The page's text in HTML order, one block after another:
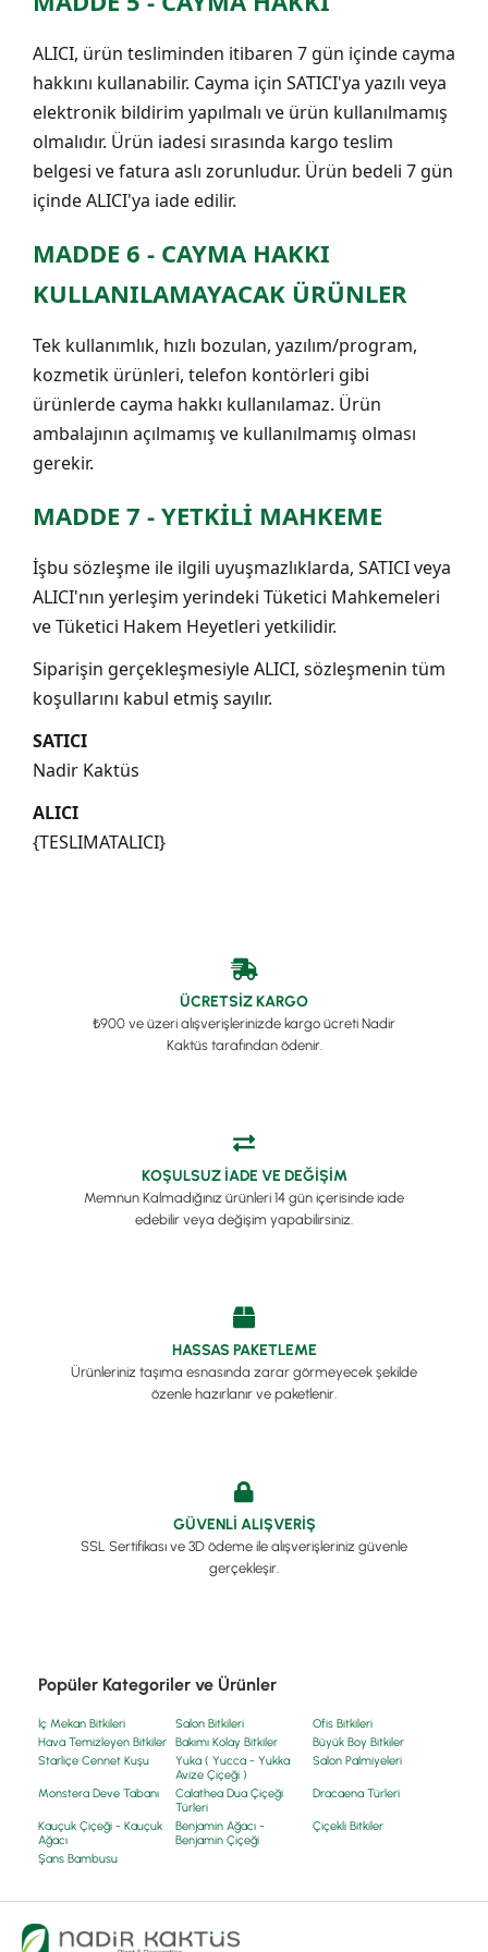
ALICI, ürün tesliminden itibaren 7 gün içinde cayma
hakkını kullanabilir. Cayma için SATICI'ya yazılı veya
elektronik bildirim yapılmalı ve ürün kullanılmamış
olmalıdır. Ürün iadesi sırasında kargo teslim
belgesi ve fatura aslı zorunludur. Ürün bedeli 7 gün
içinde ALICI'ya iade edilir.
MADDE 6 - CAYMA HAKKI
KULLANILAMAYACAK ÜRÜNLER
Tek kullanımlık, hızlı bozulan, yazılım/program,
kozmetik ürünleri, telefon kontörleri gibi
ürünlerde cayma hakkı kullanılamaz. Ürün
ambalajının açılmamış ve kullanılmamış olması
gerekir.
MADDE 7 - YETKİLİ MAHKEME
İşbu sözleşme ile ilgili uyuşmazlıklarda, SATICI veya
ALICI'nın yerleşim yerindeki Tüketici Mahkemeleri
ve Tüketici Hakem Heyetleri yetkilidir.
Siparişin gerçekleşmesiyle ALICI, sözleşmenin tüm
koşullarını kabul etmiş sayılır.
SATICI
Nadir Kaktüs
ALICI
{TESLIMATALICI}
ÜCRETSİZ KARGO
₺900 ve üzeri alışverişlerinizde kargo ücreti Nadir
Kaktüs tarafından ödenir.
KOŞULSUZ İADE VE DEĞİŞİM
Memnun Kalmadığınız ürünleri 14 gün içerisinde iade
edebilir veya değişim yapabilirsiniz.
HASSAS PAKETLEME
Ürünleriniz taşıma esnasında zarar görmeyecek şekilde
özenle hazırlanır ve paketlenir.
GÜVENLİ ALIŞVERİŞ
SSL Sertifikası ve 3D ödeme ile alışverişleriniz güvenle
gerçekleşir.
Popüler Kategoriler ve Ürünler
İç Mekan Bitkileri Salon Bitkileri
Ofis Bitkileri
Hava Temizleyen Bitkiler
Bakımı Kolay Bitkiler
Büyük Boy Bitkiler
Starliçe Cennet Kuşu
Yuka ( Yucca - Yukka
Avize Çiçeği )
Salon Palmiyeleri
Monstera Deve Tabanı
Calathea Dua Çiçeği
Türleri
Dracaena Türleri
Kauçuk Çiçeği - Kauçuk
Ağacı
Benjamin Ağacı -
Benjamin Çiçeği
Çiçekli Bitkiler
Şans Bambusu